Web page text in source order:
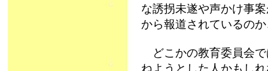
な誘拐未遂や声かけ事
から報道されているの
どこかの教育委員会で
ねようとした人かもし